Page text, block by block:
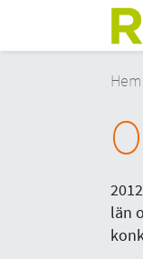
Hem
län